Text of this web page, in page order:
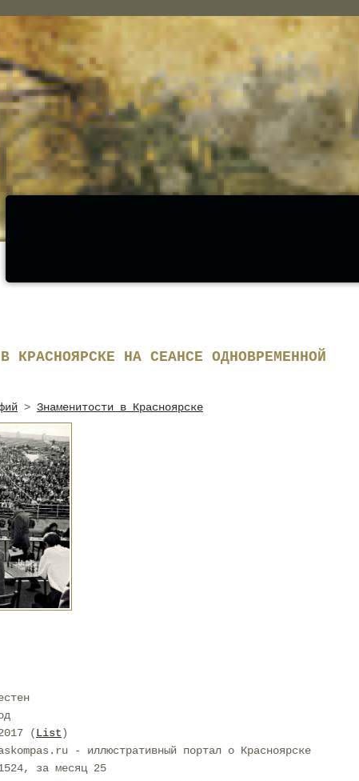
КРАСНОЯРСКЕ НА СЕАНСЕ ОДНОВРЕМЕННОЙ
> Знаменитости в Красноярске
(List)
- иллюстративный портал о Красноярске
за месяц 25